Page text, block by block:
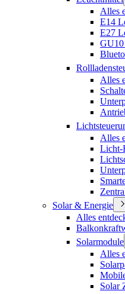
Alles
E14
E27
GU10
Alles
Alles
Licht-
Solar & Energie
Alles
Solarmodule
Alles
Solar